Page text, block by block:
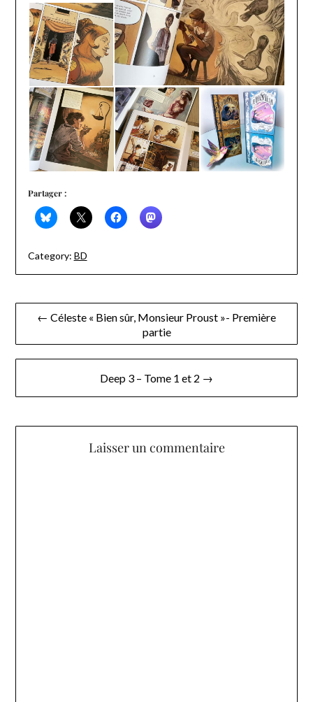
Partager :
Category: BD
Navigation
l’article
← Céleste « Bien sûr, Monsieur Proust »- Première
partie
Deep 3 – Tome 1 et 2 →
Laisser un commentaire